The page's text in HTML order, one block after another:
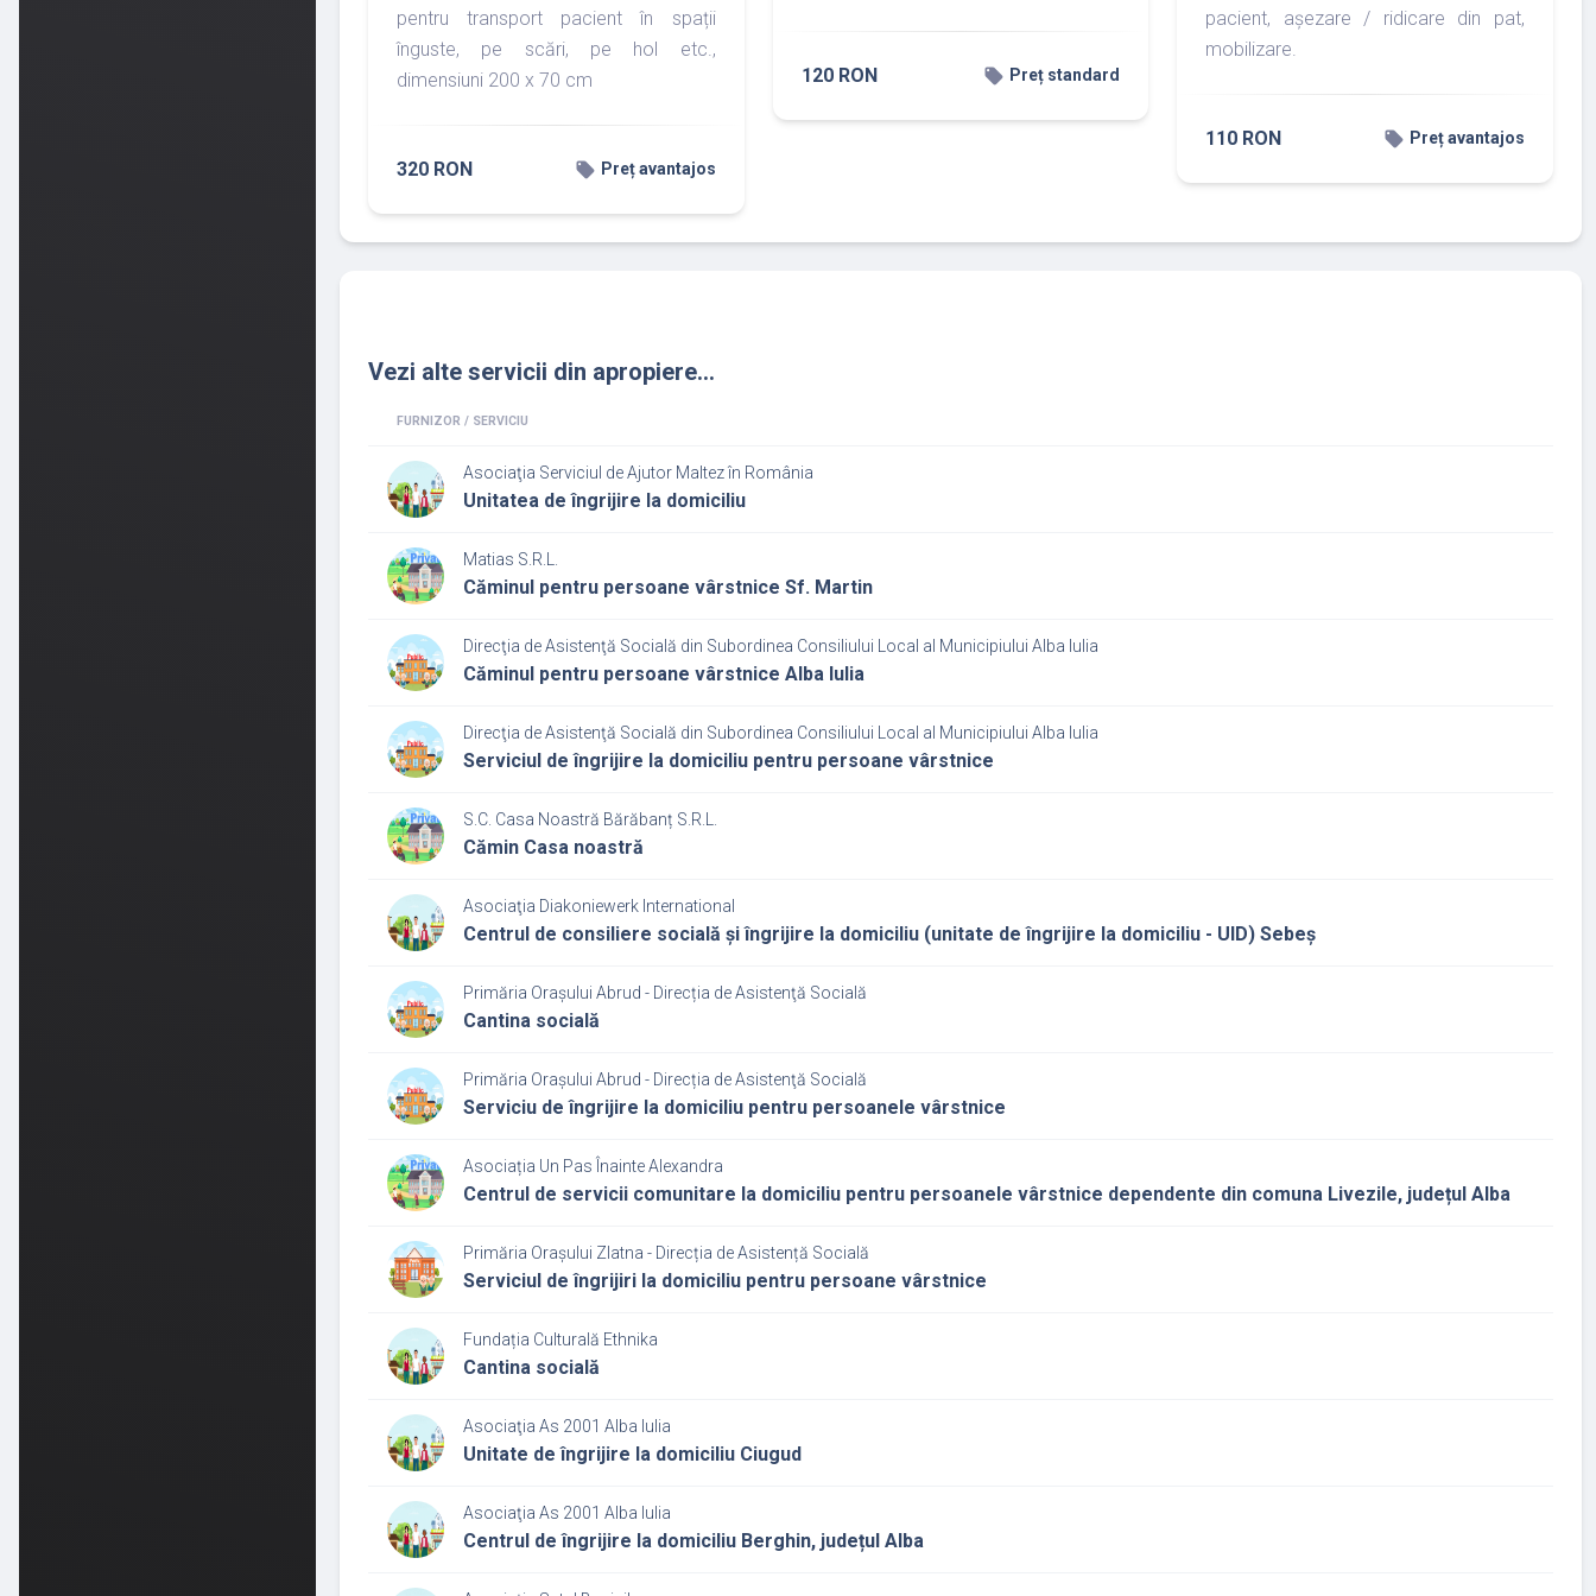
pentru transport pacient în spații
înguste, pe scări, pe hol etc.,
dimensiuni 200 x 70 cm
320 RON local_offer Preț avantajos
120 RON local_offer Preț standard
pacient, așezare / ridicare din pat,
mobilizare.
110 RON local_offer Preț avantajos
Vezi alte servicii din apropiere...
FURNIZOR / SERVICIU
Asociaţia Serviciul de Ajutor Maltez în România
Unitatea de îngrijire la domiciliu
Matias S.R.L.
Căminul pentru persoane vârstnice Sf. Martin
Direcţia de Asistenţă Socială din Subordinea Consiliului Local al Municipiului Alba Iulia
Căminul pentru persoane vârstnice Alba Iulia
Direcţia de Asistenţă Socială din Subordinea Consiliului Local al Municipiului Alba Iulia
Serviciul de îngrijire la domiciliu pentru persoane vârstnice
S.C. Casa Noastră Bărăbanț S.R.L.
Cămin Casa noastră
Asociaţia Diakoniewerk International
Centrul de consiliere socială și îngrijire la domiciliu (unitate de îngrijire la domiciliu - UID) Sebeș
Primăria Orașului Abrud - Direcția de Asistenţă Socială
Cantina socială
Primăria Orașului Abrud - Direcția de Asistenţă Socială
Serviciu de îngrijire la domiciliu pentru persoanele vârstnice
Asociația Un Pas Înainte Alexandra
Centrul de servicii comunitare la domiciliu pentru persoanele vârstnice dependente din comuna Livezile, județul Alba
Primăria Orașului Zlatna - Direcția de Asistență Socială
Serviciul de îngrijiri la domiciliu pentru persoane vârstnice
Fundația Culturală Ethnika
Cantina socială
Asociaţia As 2001 Alba Iulia
Unitate de îngrijire la domiciliu Ciugud
Asociaţia As 2001 Alba Iulia
Centrul de îngrijire la domiciliu Berghin, județul Alba